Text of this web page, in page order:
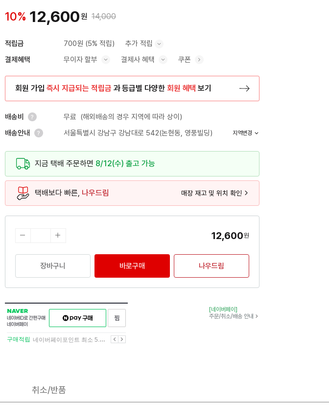
10% 12,600원 14,000
적립금 700원 (5% 적립) 추가 적립
결제혜택 무이자 할부 결제사 혜택 쿠폰
회원 가입 즉시 지급되는 적립금 과 등급별 다양한 회원 혜택 보기
배송비 무료 (해외배송의 경우 지역에 따라 상이)
배송안내
서울특별시 강남구 강남대로 542(논현동, 영풍빌딩) 지역변경
지금 택배 주문하면 8/12(수) 출고 가능
택배보다 빠른, 나우드림 매장 재고 및 위치 확인
12,600원
장바구니 바로구매 나우드림
NAVER
네이버
ID로
간편구매
네이버페이
구매하기
이전
구매적립 네이버페이포인트 최소 5.5% 적립 다음
[네이버페이]
주문/취소/배송 안내
취소/반품